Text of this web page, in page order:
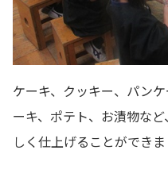
ケーキ、クッキー、パン
ーキ、ポテト、お漬物な
しく仕上げることができま